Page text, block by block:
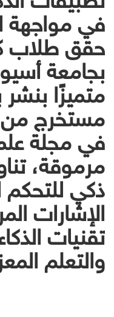
في مواجهة
حقق طلاب
بجامعة
متميزًا
مستخرج
في مجلة
مرموقة،
ذكي
الإشارات
تقنيات
والتعلم